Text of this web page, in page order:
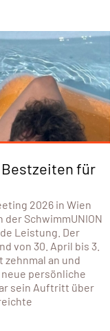
Bestzeiten für
2026 in Wien
SchwimmUNION
Leistung. Der
von 30. April bis 3.
zehnmal an und
persönliche
sein Auftritt über